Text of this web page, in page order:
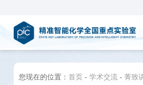
您现在的位置： 首页- 学术交流- 菁致